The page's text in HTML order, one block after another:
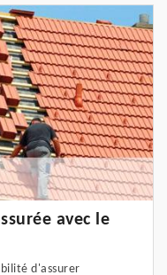
avec le
d'assurer